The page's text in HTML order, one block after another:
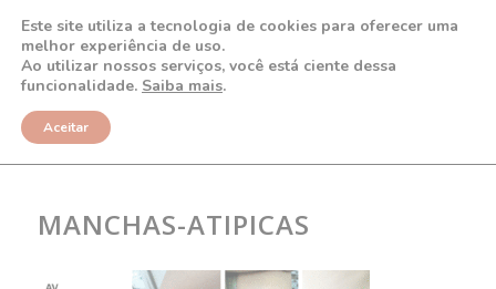
NOTÍCIAS
MANCHAS-ATIPICAS
Este site utiliza a tecnologia de cookies para oferecer uma
melhor experiência de uso.
Ao utilizar nossos serviços, você está ciente dessa
funcionalidade. Saiba mais.
Aceitar